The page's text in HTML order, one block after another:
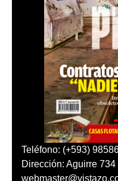
Teléfono: (+593)
Dirección: Aguirre